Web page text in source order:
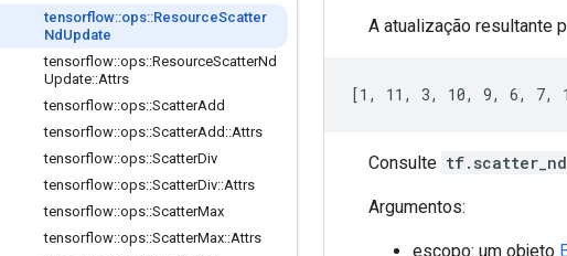
tensorflow::ops::ResourceScatter
Nd Update
tensorflow::ops::ResourceScatterNd
Update::Attrs
tensorflow::ops::ScatterAdd
tensorflow::ops::ScatterAdd ::Attrs
tensorflow::ops::ScatterDiv
tensorflow::ops::ScatterDiv::Attrs
tensorflow::ops::ScatterMax
tensorflow::ops::ScatterMax::Attrs
A atualização resultante
[1, 11, 3, 10, 9, 6, 7,
Consulte tf.scatter_nd
Argumentos:
escopo: um objeto